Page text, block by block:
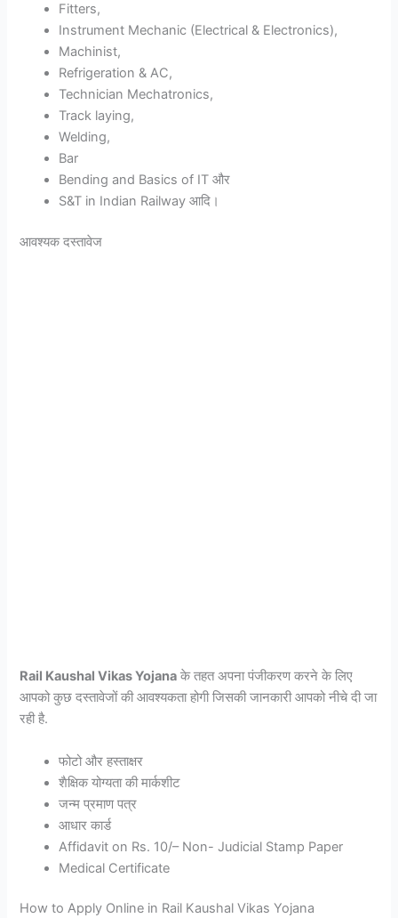
Fitters,
Instrument Mechanic (Electrical & Electronics),
Machinist,
Refrigeration & AC,
Technician Mechatronics,
Track laying,
Welding,
Bar
Bending and Basics of IT और
S&T in Indian Railway आदि।
आवश्यक दस्तावेज
Rail Kaushal Vikas Yojana के तहत अपना पंजीकरण करने के लिए
आपको कुछ दस्तावेजों की आवश्यकता होगी जिसकी जानकारी आपको नीचे दी जा
रही है.
फोटो और हस्ताक्षर
शैक्षिक योग्यता की मार्कशीट
जन्म प्रमाण पत्र
आधार कार्ड
Affidavit on Rs. 10/– Non- Judicial Stamp Paper
Medical Certificate
How to Apply Online in Rail Kaushal Vikas Yojana